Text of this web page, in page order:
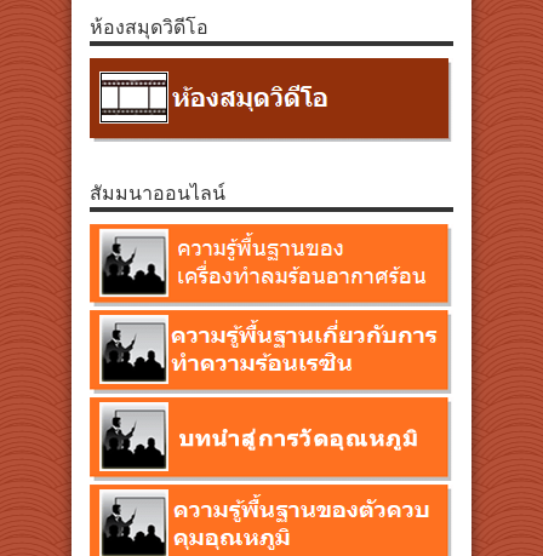
ห้องสมุดวิดีโอ
สัมมนาออนไลน์